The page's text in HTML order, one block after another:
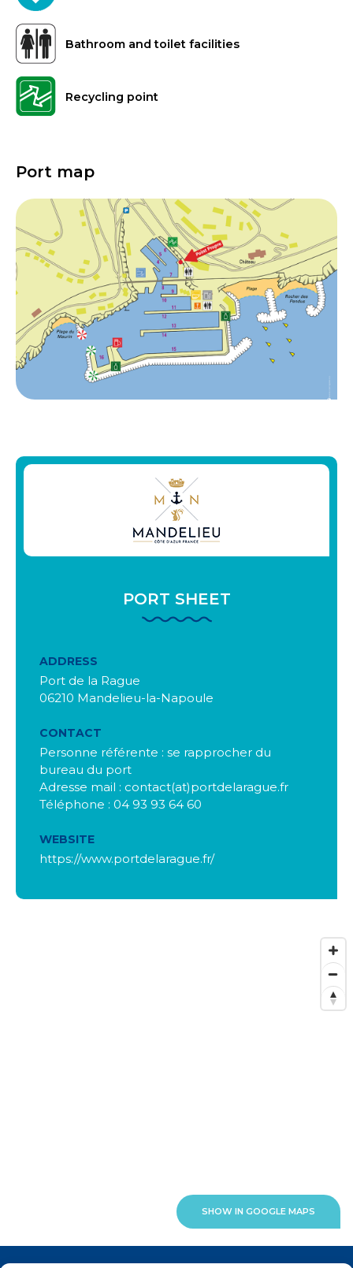
Bathroom and toilet facilities
Recycling point
Port map
PORT SHEET
ADDRESS
Port de la Rague
06210 Mandelieu-la-Napoule
CONTACT
Personne référente : se rapprocher du
bureau du port
Adresse mail : contact(at)portdelarague.fr
Téléphone : 04 93 93 64 60
WEBSITE
https://www.portdelarague.fr/
SHOW IN GOOGLE MAPS